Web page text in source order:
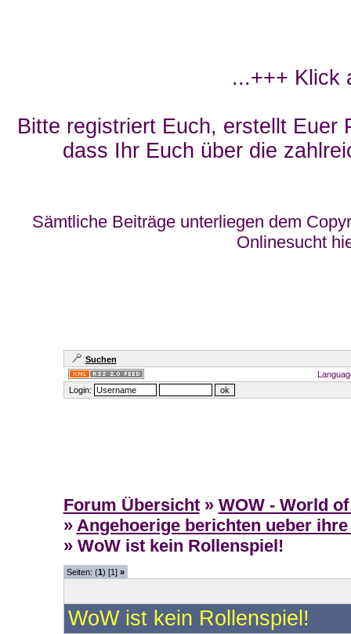
...+++ Klick
Bitte registriert Euch, erstellt Euer
dass Ihr Euch über die
Sämtliche Beiträge unterliegen dem
Onlinesucht
Suchen
Login:
Forum Übersicht » WOW - World
» Angehoerige berichten ueber
» WoW ist kein Rollenspiel!
Seiten: (1) [1] »
WoW ist kein Rollenspiel!